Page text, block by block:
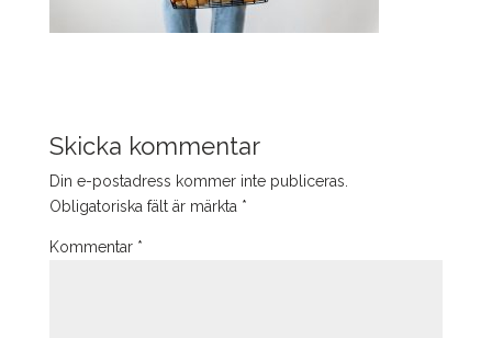
Skicka kommentar
Din e-postadress kommer inte publiceras.
Obligatoriska fält är märkta *
Kommentar *